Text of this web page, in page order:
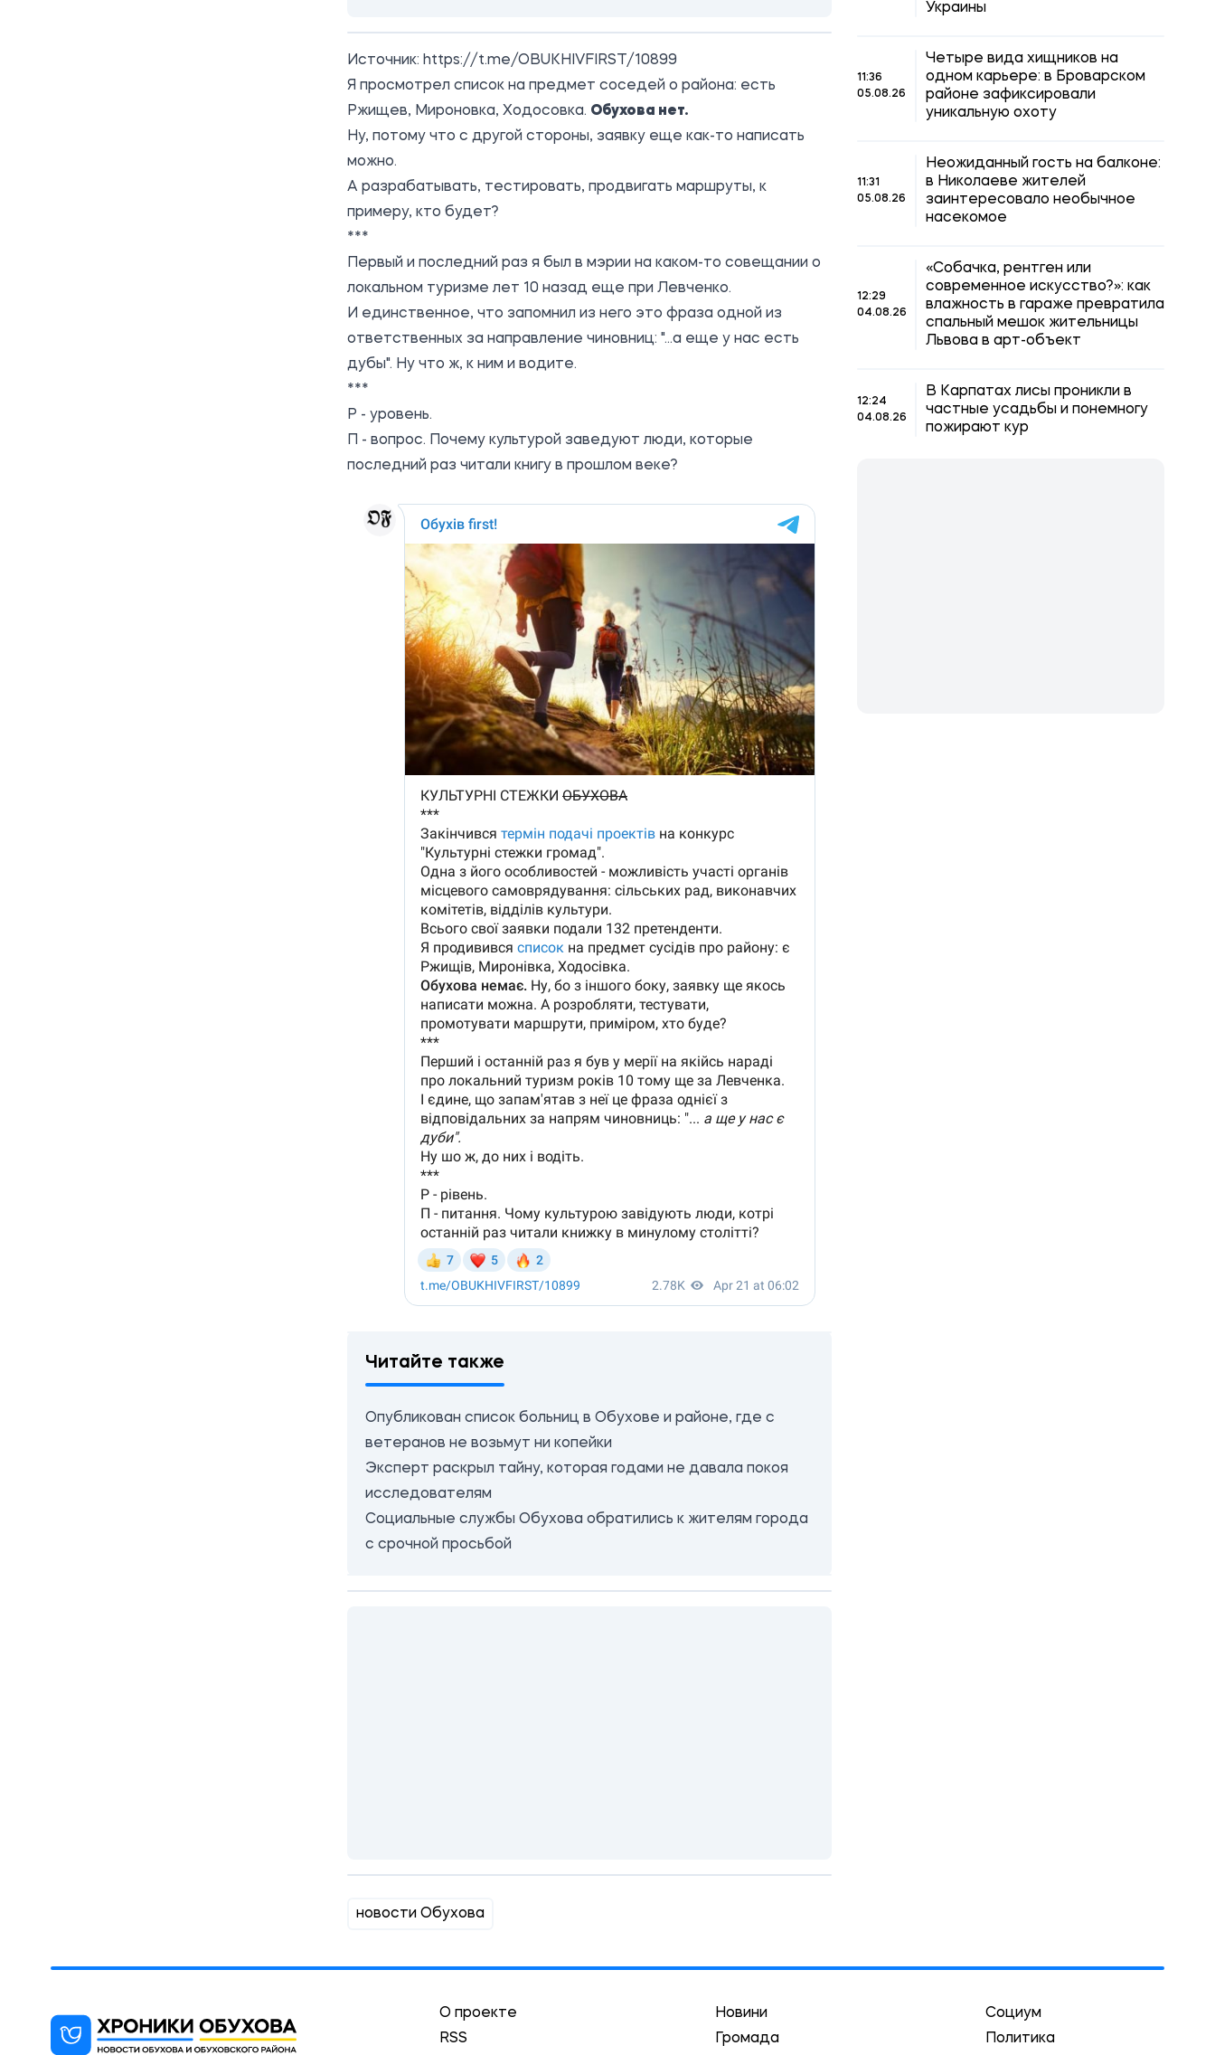
Источник: https://t.me/OBUKHIVFIRST/10899
Я просмотрел список на предмет соседей о района: есть
Ржищев, Мироновка, Ходосовка. Обухова нет.
Ну, потому что с другой стороны, заявку еще как-то написать
можно.
А разрабатывать, тестировать, продвигать маршруты, к
примеру, кто будет?
***
Первый и последний раз я был в мэрии на каком-то совещании о
локальном туризме лет 10 назад еще при Левченко.
И единственное, что запомнил из него это фраза одной из
ответственных за направление чиновниц: "...а еще у нас есть
дубы". Ну что ж, к ним и водите.
***
Р - уровень.
П - вопрос. Почему культурой заведуют люди, которые
последний раз читали книгу в прошлом веке?
Читайте также
Опубликован список больниц в Обухове и районе, где с
ветеранов не возьмут ни копейки
Эксперт раскрыл тайну, которая годами не давала покоя
исследователям
Социальные службы Обухова обратились к жителям города
с срочной просьбой
новости Обухова
Украины
11:36
05.08.26
Четыре вида хищников на
одном карьере: в Броварском
районе зафиксировали
уникальную охоту
11:31
05.08.26
Неожиданный гость на балконе:
в Николаеве жителей
заинтересовало необычное
насекомое
12:29
04.08.26
«Собачка, рентген или
современное искусство?»: как
влажность в гараже превратила
спальный мешок жительницы
Львова в арт-объект
12:24
04.08.26
В Карпатах лисы проникли в
частные усадьбы и понемногу
пожирают кур
О проекте
RSS
Новини
Громада
Социум
Политика